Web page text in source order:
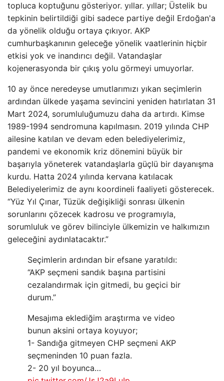
topluca koptuğunu gösteriyor. yıllar. yıllar; Üstelik bu
tepkinin belirtildiği gibi sadece partiye değil Erdoğan'a
da yönelik olduğu ortaya çıkıyor. AKP
cumhurbaşkanının geleceğe yönelik vaatlerinin hiçbir
etkisi yok ve inandırıcı değil. Vatandaşlar
kojenerasyonda bir çıkış yolu görmeyi umuyorlar.
10 ay önce neredeyse umutlarımızı yıkan seçimlerin
ardından ülkede yaşama sevincini yeniden hatırlatan 31
Mart 2024, sorumluluğumuzu daha da artırdı. Kimse
1989-1994 sendromuna kapılmasın. 2019 yılında CHP
ailesine katılan ve devam eden belediyelerimiz,
pandemi ve ekonomik kriz dönemini büyük bir
başarıyla yöneterek vatandaşlarla güçlü bir dayanışma
kurdu. Hatta 2024 yılında kervana katılacak
Belediyelerimiz de aynı koordineli faaliyeti gösterecek.
“Yüz Yıl Çınar, Tüzük değişikliği sonrası ülkenin
sorunlarını çözecek kadrosu ve programıyla,
sorumluluk ve görev bilinciyle ülkemizin ve halkımızın
geleceğini aydınlatacaktır.”
Seçimlerin ardından bir efsane yaratıldı:
“AKP seçmeni sandık başına partisini
cezalandırmak için gitmedi, bu geçici bir
durum.”
Mesajıma eklediğim araştırma ve video
bunun aksini ortaya koyuyor;
1- Sandığa gitmeyen CHP seçmeni AKP
seçmeninden 10 puan fazla.
2- 20 yıl boyunca…